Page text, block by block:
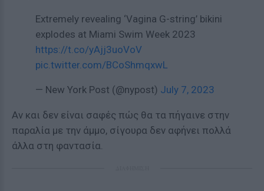
Extremely revealing ‘Vagina G-string’ bikini
explodes at Miami Swim Week 2023
https://t.co/yAjj3uoVoV
pic.twitter.com/BCoShmqxwL
— New York Post (@nypost) July 7, 2023
Αν και δεν είναι σαφές πώς θα τα πήγαινε στην
παραλία με την άμμο, σίγουρα δεν αφήνει πολλά
άλλα στη φαντασία.